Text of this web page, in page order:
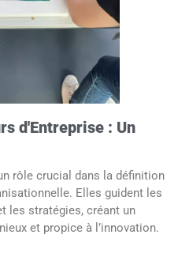
d'Entreprise : Un
rôle crucial dans la définition
Elles guident les
les stratégies, créant un
et propice à l’innovation.